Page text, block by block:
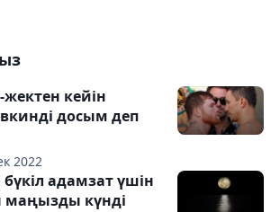
2022
кейін
досым деп
бүкіл адамзат үшін
маңызды күнді